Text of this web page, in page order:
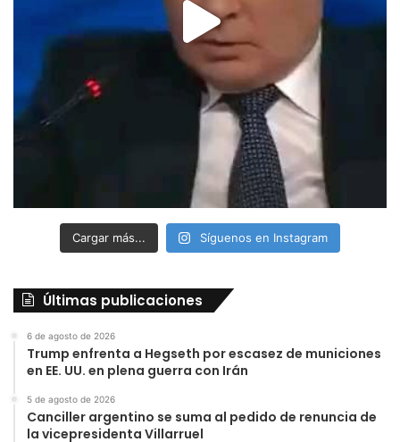
Cargar más... Síguenos en Instagram
Últimas publicaciones
6 de agosto de 2026
Trump enfrenta a Hegseth por escasez de municiones
en EE. UU. en plena guerra con Irán
5 de agosto de 2026
Canciller argentino se suma al pedido de renuncia de
la vicepresidenta Villarruel